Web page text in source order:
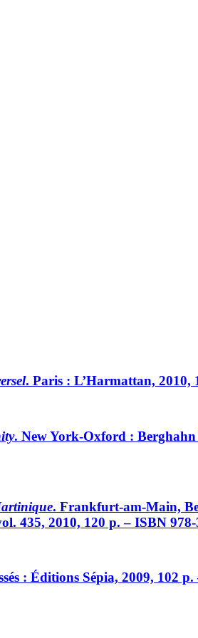
. Paris : L’Harmattan, 2010,
. New York-Oxford :
. Frankfurt-am-Main,
435, 2010, 120 p. – ISBN 978-
: Éditions Sépia, 2009, 102